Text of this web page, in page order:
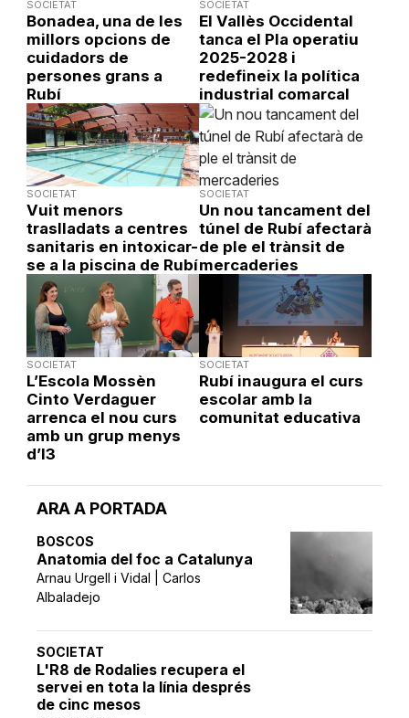
ARA A PORTADA
BOSCOS
Anatomia del foc a Catalunya
Arnau Urgell i Vidal | Carlos
Albaladejo
SOCIETAT
L'R8 de Rodalies recupera el
servei en tota la línia després
de cinc mesos
SOCIETAT
Bonadea, una de les
millors opcions de
cuidadors de
persones grans a
Rubí
SOCIETAT
El Vallès Occidental
tanca el Pla operatiu
2025-2028 i
redefineix la política
industrial comarcal
SOCIETAT
Vuit menors
traslladats a centres
sanitaris en intoxicar-
se a la piscina de Rubí
SOCIETAT
Un nou tancament del
túnel de Rubí afectarà
de ple el trànsit de
mercaderies
SOCIETAT
L’Escola Mossèn
Cinto Verdaguer
arrenca el nou curs
amb un grup menys
d’I3
SOCIETAT
Rubí inaugura el curs
escolar amb la
comunitat educativa